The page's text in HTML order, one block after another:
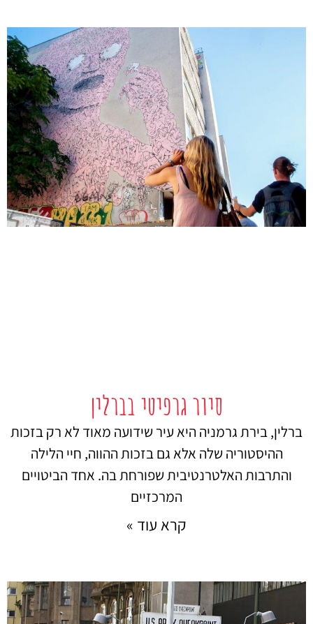
סיור גרפיטי בברלין
ברלין, בירת גרמניה היא עיר שידועה מאוד לא רק בזכות
ההיסטוריה שלה אלא גם בזכות ההווה, חיי הלילה
והתרבות האלטרנטיבית שפורחת בה. אחד הביטויים
המרכזיים
קרא עוד »